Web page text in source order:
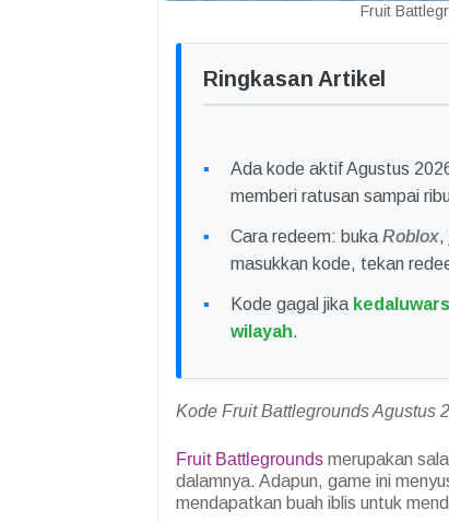
Fruit
Ringkasan Artikel
Ada kode aktif Agustus
memberi ratusan sampai
Cara redeem: buka Roblox,
masukkan kode, tekan
Kode gagal jika
wilayah.
Kode Fruit Battlegrounds Agustus
Fruit Battlegrounds merupakan
dalamnya. Adapun, game ini
mendapatkan buah iblis untuk